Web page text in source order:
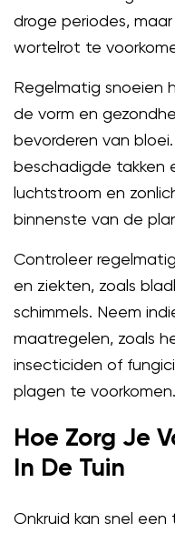
droge periodes,
wortelrot te
Regelmatig snoeien
de vorm en
bevorderen van
beschadigde takken
luchtstroom en
binnenste van de
Controleer
en ziekten, zoals
schimmels. Neem
maatregelen, zoals
insecticiden of
plagen te voorkomen.
Hoe Zorg Je
In De Tuin
Onkruid kan snel